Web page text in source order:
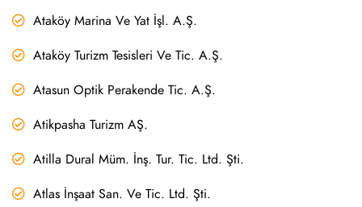
Ataköy Marina Ve Yat İşl. A.Ş.
Ataköy Turizm Tesisleri Ve Tic. A.Ş.
Atasun Optik Perakende Tic. A.Ş.
Atikpasha Turizm AŞ.
Atilla Dural Müm. İnş. Tur. Tic. Ltd. Şti.
Atlas İnşaat San. Ve Tic. Ltd. Şti.